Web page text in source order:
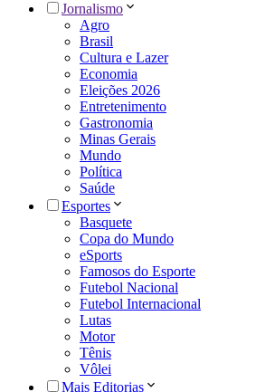
Jornalismo
Agro
Brasil
Cultura e Lazer
Economia
Eleições 2026
Entretenimento
Gastronomia
Minas Gerais
Mundo
Política
Saúde
Esportes
Basquete
Copa do Mundo
eSports
Famosos do Esporte
Futebol Nacional
Futebol Internacional
Lutas
Motor
Tênis
Vôlei
Mais Editorias